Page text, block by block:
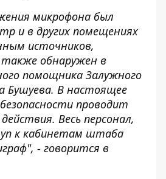
микрофона был
и в других помещениях
источников,
обнаружен в
помощника Залужного
Бушуева. В настоящее
проводит
Весь персонал,
к кабинетам штаба
- говорится в